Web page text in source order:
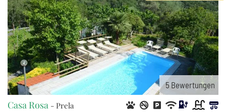
5 Bewertungen
Casa Rosa - Prela